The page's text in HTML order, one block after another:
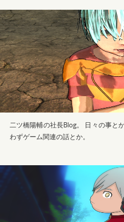
二ツ橋陽輔の社長Blog。 日々の事と
わずゲーム関連の話とか。